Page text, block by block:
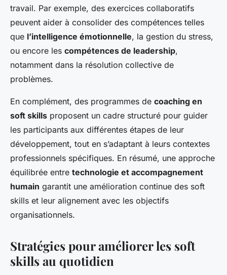
travail. Par exemple, des exercices collaboratifs
peuvent aider à consolider des compétences telles
que l’intelligence émotionnelle, la gestion du stress,
ou encore les compétences de leadership,
notamment dans la résolution collective de
problèmes.
En complément, des programmes de coaching en
soft skills proposent un cadre structuré pour guider
les participants aux différentes étapes de leur
développement, tout en s’adaptant à leurs contextes
professionnels spécifiques. En résumé, une approche
équilibrée entre technologie et accompagnement
humain garantit une amélioration continue des soft
skills et leur alignement avec les objectifs
organisationnels.
Stratégies pour améliorer les soft
skills au quotidien